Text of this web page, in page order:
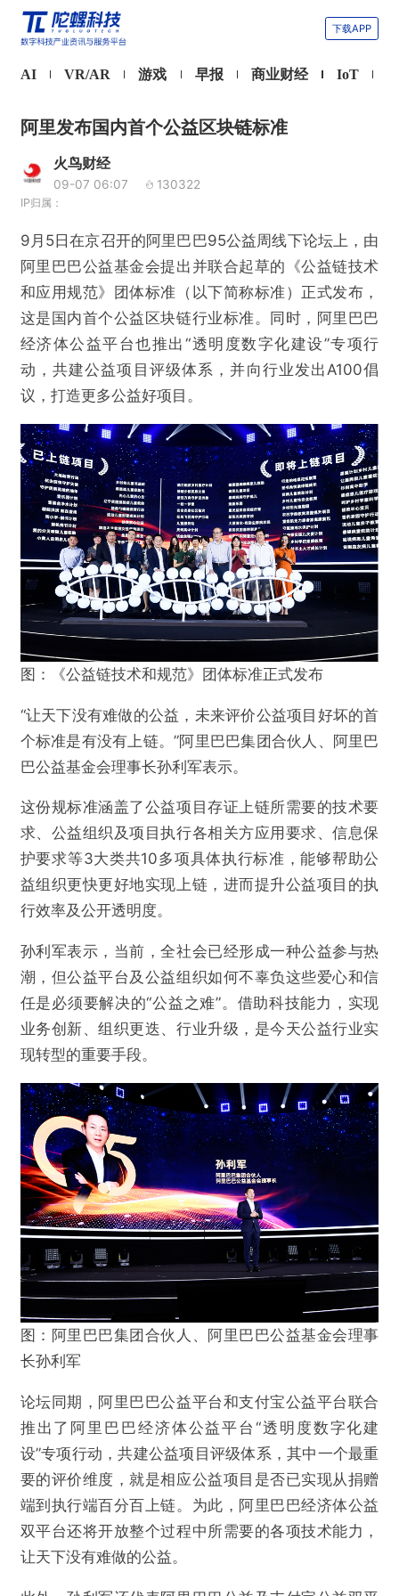
下载APP
AI VR/AR 游戏 早报 商业财经 IoT
阿里发布国内首个公益区块链标准
火鸟财经
09-07 06:07 130322
IP归属：
9月5日在京召开的阿里巴巴95公益周线下论坛上，由
阿里巴巴公益基金会提出并联合起草的《公益链技术
和应用规范》团体标准（以下简称标准）正式发布，
这是国内首个公益区块链行业标准。同时，阿里巴巴
经济体公益平台也推出“透明度数字化建设”专项行
动，共建公益项目评级体系，并向行业发出A100倡
议，打造更多公益好项目。
图：《公益链技术和规范》团体标准正式发布
“让天下没有难做的公益，未来评价公益项目好坏的首
个标准是有没有上链。”阿里巴巴集团合伙人、阿里巴
巴公益基金会理事长孙利军表示。
这份规标准涵盖了公益项目存证上链所需要的技术要
求、公益组织及项目执行各相关方应用要求、信息保
护要求等3大类共10多项具体执行标准，能够帮助公
益组织更快更好地实现上链，进而提升公益项目的执
行效率及公开透明度。
孙利军表示，当前，全社会已经形成一种公益参与热
潮，但公益平台及公益组织如何不辜负这些爱心和信
任是必须要解决的“公益之难”。借助科技能力，实现
业务创新、组织更迭、行业升级，是今天公益行业实
现转型的重要手段。
图：阿里巴巴集团合伙人、阿里巴巴公益基金会理事
长孙利军
论坛同期，阿里巴巴公益平台和支付宝公益平台联合
推出了阿里巴巴经济体公益平台“透明度数字化建
设”专项行动，共建公益项目评级体系，其中一个最重
要的评价维度，就是相应公益项目是否已实现从捐赠
端到执行端百分百上链。为此，阿里巴巴经济体公益
双平台还将开放整个过程中所需要的各项技术能力，
让天下没有难做的公益。